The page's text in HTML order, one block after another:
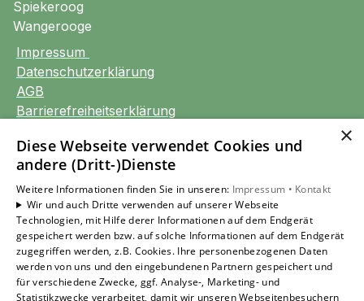
Spiekeroog
Wangerooge
Impressum
Datenschutzerklärung
AGB
Barrierefreiheitserklärung
Unsere Bereiche
Privatkunden
Gewerbekunden
Karriere
Unternehmen
Kontakt
×
Diese Webseite verwendet Cookies und
andere (Dritt-)Dienste
Weitere Informationen finden Sie in unseren: Impressum • Kontakt
Wir und auch Dritte verwenden auf unserer Webseite
Technologien, mit Hilfe derer Informationen auf dem Endgerät
gespeichert werden bzw. auf solche Informationen auf dem Endgerät
zugegriffen werden, z.B. Cookies. Ihre personenbezogenen Daten
werden von uns und den eingebundenen Partnern gespeichert und
für verschiedene Zwecke, ggf. Analyse-, Marketing- und
Statistikzwecke verarbeitet, damit wir unseren Webseitenbesuchern